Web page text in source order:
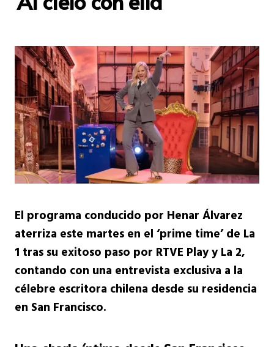
El programa conducido por Henar Álvarez
aterriza este martes en el ‘prime time’ de La
1 tras su exitoso paso por RTVE Play y La 2,
contando con una entrevista exclusiva a la
célebre escritora chilena desde su residencia
en San Francisco.